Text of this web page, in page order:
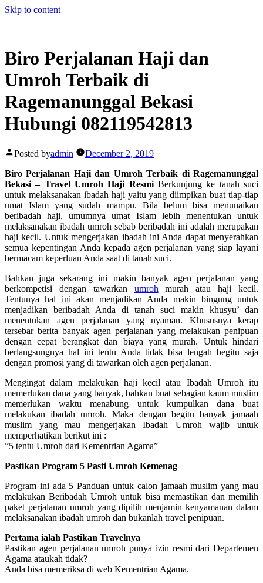
Skip to content
Biro Perjalanan Haji dan
Umroh Terbaik di
Ragemanunggal Bekasi
Hubungi 082119542813
Posted byadmin
December 2, 2019
Biro Perjalanan Haji dan Umroh Terbaik di Ragemanunggal
Bekasi – Travel Umroh Haji Resmi Berkunjung ke tanah suci
untuk melaksanakan ibadah haji yaitu yang diimpikan buat tiap-tiap
umat Islam yang sudah mampu. Bila belum bisa menunaikan
beribadah haji, umumnya umat Islam lebih menentukan untuk
melaksanakan ibadah umroh sebab beribadah ini adalah merupakan
haji kecil. Untuk mengerjakan ibadah ini Anda dapat menyerahkan
semua kepentingan Anda kepada agen perjalanan yang siap layani
bermacam keperluan Anda saat di tanah suci.
Bahkan juga sekarang ini makin banyak agen perjalanan yang
berkompetisi dengan tawarkan umroh murah atau haji kecil.
Tentunya hal ini akan menjadikan Anda makin bingung untuk
menjadikan beribadah Anda di tanah suci makin khusyu’ dan
menentukan agen perjalanan yang nyaman. Khususnya kerap
tersebar berita banyak agen perjalanan yang melakukan penipuan
dengan cepat berangkat dan biaya yang murah. Untuk hindari
berlangsungnya hal ini tentu Anda tidak bisa lengah begitu saja
dengan promosi yang di tawarkan oleh agen perjalanan.
Mengingat dalam melakukan haji kecil atau Ibadah Umroh itu
memerlukan dana yang banyak, bahkan buat sebagian kaum muslim
memerlukan waktu menabung untuk kumpulkan dana buat
melakukan ibadah umroh. Maka dengan begitu banyak jamaah
muslim yang mau mengerjakan Ibadah Umroh wajib untuk
memperhatikan berikut ini :
”5 tentu Umroh dari Kementrian Agama”
Pastikan Program 5 Pasti Umroh Kemenag
Program ini ada 5 Panduan untuk calon jamaah muslim yang mau
melakukan Beribadah Umroh untuk bisa memastikan dan memilih
paket perjalanan umroh yang dipilih menjamin kenyamanan dalam
melaksanakan ibadah umroh dan bukanlah travel penipuan.
Pertama ialah Pastikan Travelnya
Pastikan agen perjalanan umroh punya izin resmi dari Departemen
Agama ataukah tidak?
Anda bisa memeriksa di web Kementrian Agama.